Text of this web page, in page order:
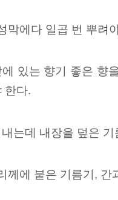
막에다 일곱 번 뿌려
있는 향기 좋은
한다.
는데 내장을 덮은
께에 붙은 기름기, 간